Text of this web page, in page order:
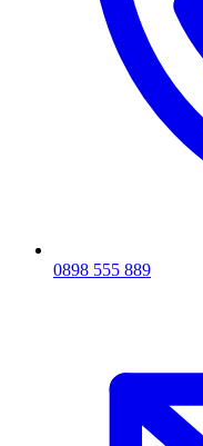
0898 555 889